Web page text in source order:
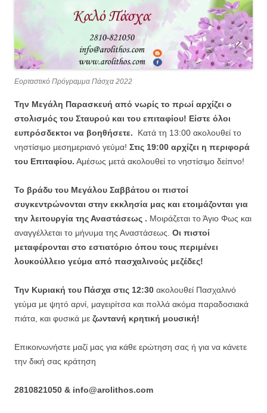
Εορταστικό Πρόγραμμα Πάσχα 2022
Την Μεγάλη Παρασκευή από νωρίς το πρωί αρχίζει ο
στολισμός του Σταυρού και του επιταφίου! Είστε όλοι
ευπρόσδεκτοι να βοηθήσετε.
Κατά τη 13:00 ακολουθεί το
νηστίσιμο μεσημεριανό γεύμα! Στις 19:00 αρχίζει η περιφορά
του Επιταφίου. Αμέσως μετά ακολουθεί το νηστίσιμο δείπνο!
Το βράδυ του Μεγάλου Σαββάτου οι πιστοί
συγκεντρώνονται στην εκκλησία μας και ετοιμάζονται για
την λειτουργία της Αναστάσεως . Μοιράζεται το Άγιο Φως και
αναγγέλλεται το μήνυμα της Αναστάσεως. Οι πιστοί
μεταφέρονται στο εστιατόριο όπου τους περιμένει
λουκούλλειο γεύμα από πασχαλινούς μεζέδες!
Την Κυριακή του Πάσχα στις 12:30 ακολουθεί Πασχαλινό
γεύμα με ψητό αρνί, μαγειρίτσα και πολλά ακόμα παραδοσιακά
πιάτα, και φυσικά με ζωντανή κρητική μουσική!
Επικοινωνήστε μαζί μας για κάθε ερώτηση σας ή για να κάνετε
την δική σας κράτηση
2810821050 & info@arolithos.com